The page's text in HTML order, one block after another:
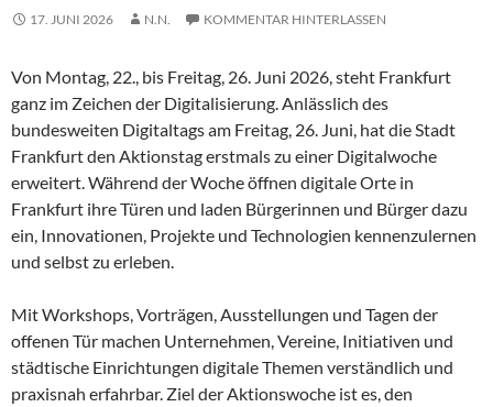
17. JUNI 2026 N.N. KOMMENTAR HINTERLASSEN
Von Montag, 22., bis Freitag, 26. Juni 2026, steht Frankfurt
ganz im Zeichen der Digitalisierung. Anlässlich des
bundesweiten Digitaltags am Freitag, 26. Juni, hat die Stadt
Frankfurt den Aktionstag erstmals zu einer Digitalwoche
erweitert. Während der Woche öffnen digitale Orte in
Frankfurt ihre Türen und laden Bürgerinnen und Bürger dazu
ein, Innovationen, Projekte und Technologien kennenzulernen
und selbst zu erleben.
Mit Workshops, Vorträgen, Ausstellungen und Tagen der
offenen Tür machen Unternehmen, Vereine, Initiativen und
städtische Einrichtungen digitale Themen verständlich und
praxisnah erfahrbar. Ziel der Aktionswoche ist es, den